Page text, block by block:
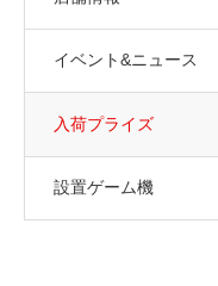
イベント&ニュース
入荷プライズ
設置ゲーム機